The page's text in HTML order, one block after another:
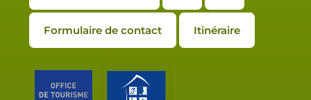
Formulaire de contact Itinéraire